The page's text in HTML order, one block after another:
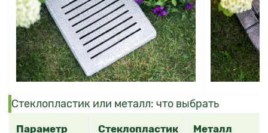
Стеклопластик или металл: что выбрать
Параметр Стеклопластик Металл